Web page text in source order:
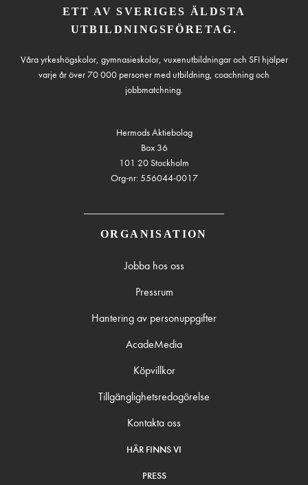
ETT AV SVERIGES ÄLDSTA
UTBILDNINGSFÖRETAG.
Våra yrkeshögskolor, gymnasieskolor, vuxenutbildningar och SFI hjälper
varje år över 70 000 personer med utbildning, coachning och
jobbmatchning.
Hermods Aktiebolag
Box 36
101 20 Stockholm
Org-nr: 556044-0017
ORGANISATION
Jobba hos oss
Pressrum
Hantering av personuppgifter
AcadeMedia
Köpvillkor
Tillgänglighetsredogörelse
Kontakta oss
HÄR FINNS VI
PRESS